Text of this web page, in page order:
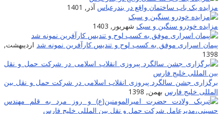
مزایده یک باب ساختمان واقع در بندرعباس آذر, 1401
مزایده خودرو سنگین و سبک شهریور, 1403
پیمان اسراری موفق به کسب لوح و تندیس کارآفرین نمونه شد اردیبهشت,
1398
برگزاری جشن سالگرد پیروزی انقلاب اسلامی در شرکت حمل و نقل بین
المللی خلیج فارس بهمن, 1398